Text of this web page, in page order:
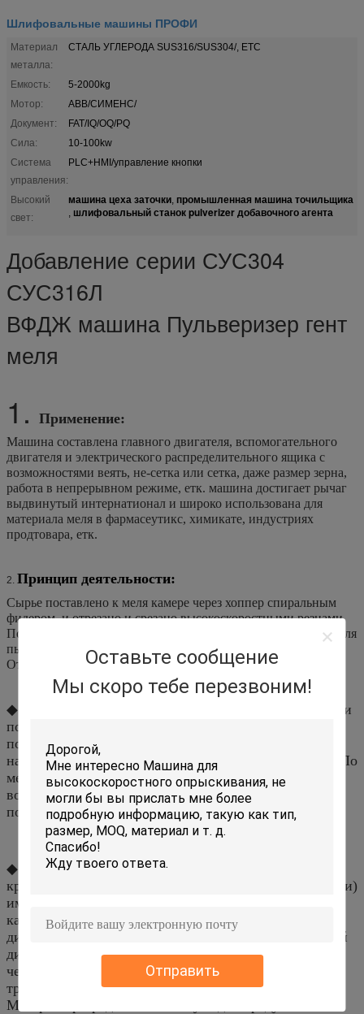
Оставьте сообщение
Мы скоро тебе перезвоним!
Отправить
Шлифовальные машины ПРОФИ
Материал
металла:
СТАЛЬ УГЛЕРОДА SUS316/SUS304/, ETC
Емкость:
5-2000kg
Мотор:
ABB/СИМЕНС/
Документ:
FAT/IQ/OQ/PQ
Сила:
10-100kw
Система
управления:
PLC+HMI/управление кнопки
Высокий
свет:
машина цеха заточки, промышленная машина точильщика
, шлифовальный станок pulverizer добавочного агента
Добавление серии СУС304
СУС316Л
ВФДЖ машина Пульверизер гент
меля
1. Применение:
Машина составлена главного двигателя, вспомогательного
двигателя и электрического распределительного ящика с
возможностями веять, не-сетка или сетка, даже размер зерна,
работа в непрерывном режиме, етк. машина достигает рычаг
выдвинутый интернатионал и широко использована для
материала меля в фармасеутикс, химикате, индустриях
продтовара, етк.
2. Принцип деятельности:
Сырье поставлено к меля камере через хоппер спиральным
фидером, и отрезано и срезано высокоскоростными резцами.
После этого материал двинут в разделитель вихря и уловителя
пыли мешка методом отрицательного давления сосать.
Отстрел соотвествует продукта.
◆ материал входит в меля камеру через фидер винта и
после этого срезанную и сломанную быстро-
поворачивая ножами. Сила проходит кольцо с
направляющими и входит в камеру классификации. По
мере того как колесо классификации в революции, и
военновоздушная сила и маховая сила действуют на
порошке.
◆ как частицы диаметры которых больше чем
критический диаметр (диаметр частиц классификации)
имеет большую массу, они брошены назад в меля
камеру, который нужно молоть снова, пока частицы
диаметры которых более небольшие чем критический
диаметр входят разделитель циклона и фильтр сумка
через материальную трубу выхода середины
транспортировать ветра отрицательного давления.
Материал разрядки соотвествует для продукта.